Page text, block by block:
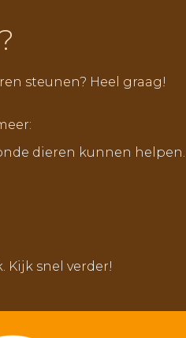
steunen? Heel graag!
dieren kunnen helpen.
Kijk snel verder!